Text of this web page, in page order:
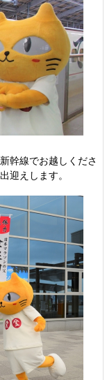
幹線でお越しくださ
迎えします。